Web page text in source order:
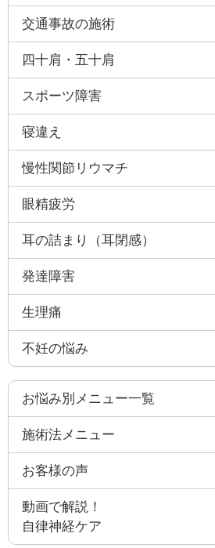
交通事故の施術
四十肩・五十肩
スポーツ障害
寝違え
慢性関節リウマチ
眼精疲労
耳の詰まり（耳閉感）
発達障害
生理痛
不妊の悩み
お悩み別メニュー一覧
施術法メニュー
お客様の声
動画で解説！
自律神経ケア